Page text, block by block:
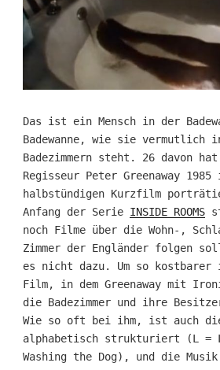
Das ist ein Mensch in der
Badewanne, wie sie vermutlich
Badezimmern steht. 26 davon
Regisseur Peter Greenaway 1985
halbstündigen Kurzfilm
Anfang der Serie INSIDE ROOMS
noch Filme über die Wohn-,
Zimmer der Engländer folgen
es nicht dazu. Um so
Film, in dem Greenaway mit
die Badezimmer und ihre
Wie so oft bei ihm, ist auch
alphabetisch strukturiert (L =
Washing the Dog), und die